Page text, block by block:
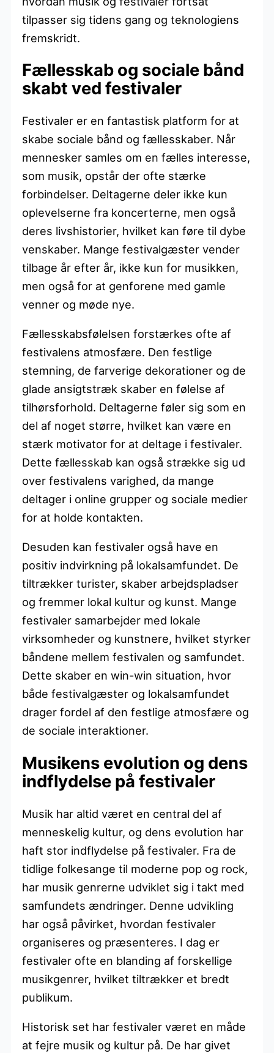
tilpasser sig tidens gang og teknologiens
fremskridt.
Fællesskab og sociale bånd
skabt ved festivaler
Festivaler er en fantastisk platform for at
skabe sociale bånd og fællesskaber. Når
mennesker samles om en fælles interesse,
som musik, opstår der ofte stærke
forbindelser. Deltagerne deler ikke kun
oplevelserne fra koncerterne, men også
deres livshistorier, hvilket kan føre til dybe
venskaber. Mange festivalgæster vender
tilbage år efter år, ikke kun for musikken,
men også for at genforene med gamle
venner og møde nye.
Fællesskabsfølelsen forstærkes ofte af
festivalens atmosfære. Den festlige
stemning, de farverige dekorationer og de
glade ansigtstræk skaber en følelse af
tilhørsforhold. Deltagerne føler sig som en
del af noget større, hvilket kan være en
stærk motivator for at deltage i festivaler.
Dette fællesskab kan også strække sig ud
over festivalens varighed, da mange
deltager i online grupper og sociale medier
for at holde kontakten.
Desuden kan festivaler også have en
positiv indvirkning på lokalsamfundet. De
tiltrækker turister, skaber arbejdspladser
og fremmer lokal kultur og kunst. Mange
festivaler samarbejder med lokale
virksomheder og kunstnere, hvilket styrker
båndene mellem festivalen og samfundet.
Dette skaber en win-win situation, hvor
både festivalgæster og lokalsamfundet
drager fordel af den festlige atmosfære og
de sociale interaktioner.
Musikens evolution og dens
indflydelse på festivaler
Musik har altid været en central del af
menneskelig kultur, og dens evolution har
haft stor indflydelse på festivaler. Fra de
tidlige folkesange til moderne pop og rock,
har musik genrerne udviklet sig i takt med
samfundets ændringer. Denne udvikling
har også påvirket, hvordan festivaler
organiseres og præsenteres. I dag er
festivaler ofte en blanding af forskellige
musikgenrer, hvilket tiltrækker et bredt
publikum.
Historisk set har festivaler været en måde
at fejre musik og kultur på. De har givet